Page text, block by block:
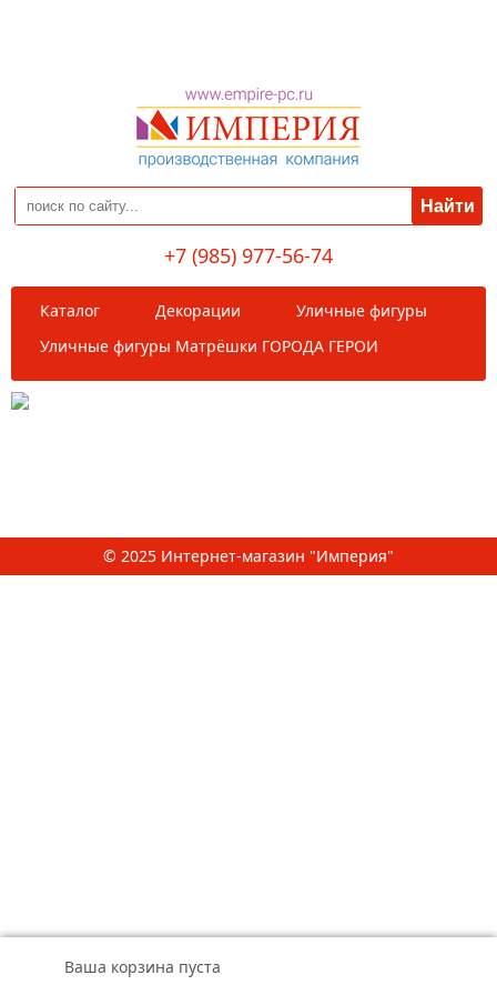
+7 (985) 977-56-74
Ваша корзина пуста
Каталог Декорации
Уличные фигуры
Уличные фигуры Матрёшки ГОРОДА ГЕРОИ
© 2025 Интернет-магазин "Империя"